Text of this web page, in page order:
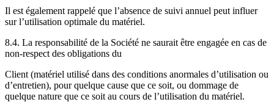
Il est également rappelé que l’absence de suivi annuel peut influer
sur l’utilisation optimale du matériel.
8.4. La responsabilité de la Société ne saurait être engagée en cas de
non-respect des obligations du
Client (matériel utilisé dans des conditions anormales d’utilisation ou
d’entretien), pour quelque cause que ce soit, ou dommage de
quelque nature que ce soit au cours de l’utilisation du matériel.